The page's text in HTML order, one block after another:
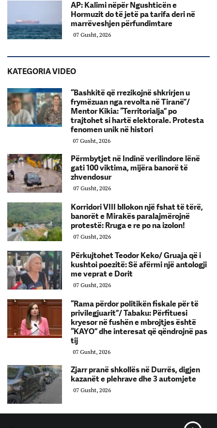
AP: Kalimi nëpër Ngushticën e
Hormuzit do të jetë pa tarifa deri në
marrëveshjen përfundimtare
07 Gusht, 2026
KATEGORIA VIDEO
“Bashkitë që rrezikojnë shkrirjen u
frymëzuan nga revolta në Tiranë”/
Mentor Kikia: “Territorialja” po
trajtohet si hartë elektorale. Protesta
fenomen unik në histori
07 Gusht, 2026
Përmbytjet në Indinë verilindore lënë
gati 100 viktima, mijëra banorë të
zhvendosur
07 Gusht, 2026
Korridori VIII bllokon një fshat të tërë,
banorët e Mirakës paralajmërojnë
protestë: Rruga e re po na izolon!
07 Gusht, 2026
Përkujtohet Teodor Keko/ Gruaja që i
kushtoi poezitë: Së afërmi një antologji
me veprat e Dorit
07 Gusht, 2026
“Rama përdor politikën fiskale për të
privilegjuarit”/ Tabaku: Përfituesi
kryesor në fushën e mbrojtjes është
“KAYO” dhe interesat që qëndrojnë pas
tij
07 Gusht, 2026
Zjarr pranë shkollës në Durrës, digjen
kazanët e plehrave dhe 3 automjete
07 Gusht, 2026